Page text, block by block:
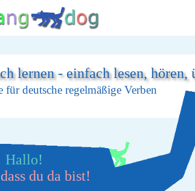
lernen - einfach lesen, hören,
für deutsche regelmäßige Verben
Hallo!
du da bist!